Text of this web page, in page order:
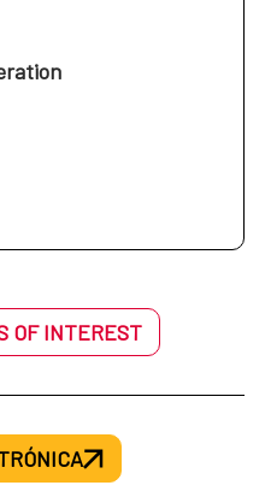
OF INTEREST